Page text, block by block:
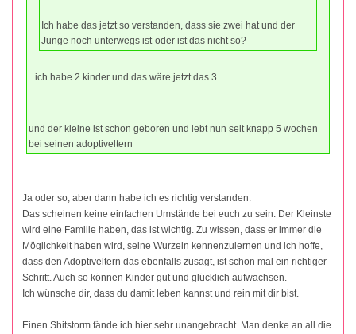
Ich habe das jetzt so verstanden, dass sie zwei hat und der
Junge noch unterwegs ist-oder ist das nicht so?
ich habe 2 kinder und das wäre jetzt das 3
und der kleine ist schon geboren und lebt nun seit knapp 5 wochen
bei seinen adoptiveltern
Ja oder so, aber dann habe ich es richtig verstanden.
Das scheinen keine einfachen Umstände bei euch zu sein. Der Kleinste
wird eine Familie haben, das ist wichtig. Zu wissen, dass er immer die
Möglichkeit haben wird, seine Wurzeln kennenzulernen und ich hoffe,
dass den Adoptiveltern das ebenfalls zusagt, ist schon mal ein richtiger
Schritt. Auch so können Kinder gut und glücklich aufwachsen.
Ich wünsche dir, dass du damit leben kannst und rein mit dir bist.
Einen Shitstorm fände ich hier sehr unangebracht. Man denke an all die